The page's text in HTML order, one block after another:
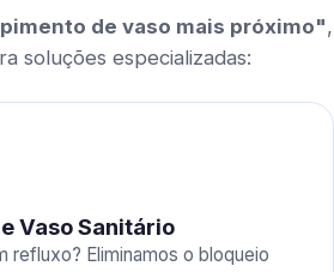
de vaso mais próximo",
soluções especializadas:
Vaso Sanitário
refluxo? Eliminamos o bloqueio